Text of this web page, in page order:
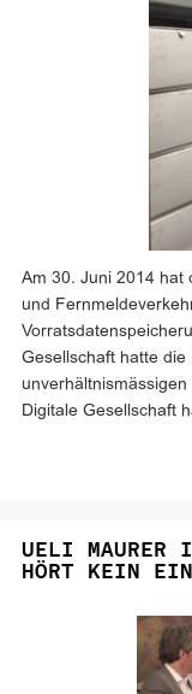
Am 30. Juni 2014 hat
und
Gesellschaft hatte die
Digitale Gesellschaft
UELI MAURER
HÖRT KEIN